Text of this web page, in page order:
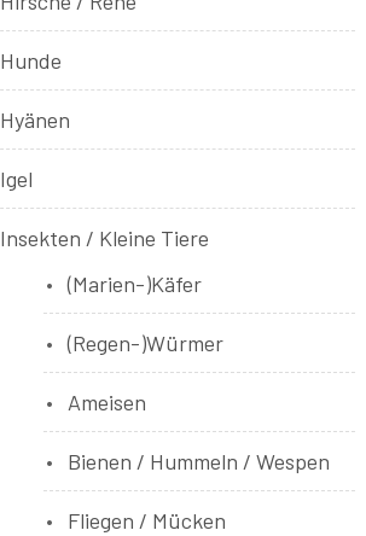
Hunde
Hyänen
Igel
Insekten / Kleine Tiere
(Marien-)Käfer
(Regen-)Würmer
Ameisen
Bienen / Hummeln / Wespen
Fliegen / Mücken